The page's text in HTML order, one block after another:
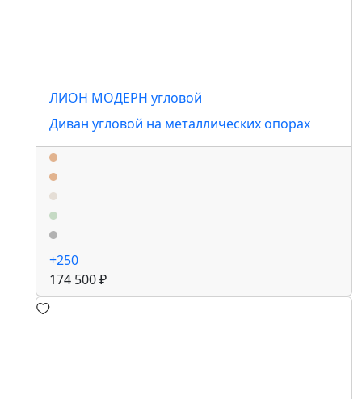
ЛИОН МОДЕРН угловой
Диван угловой на металлических опорах
+250
174 500 ₽